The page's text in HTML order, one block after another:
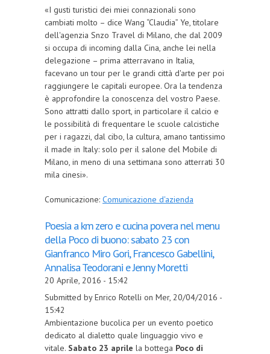
«I gusti turistici dei miei connazionali sono
cambiati molto – dice Wang “Claudia” Ye, titolare
dell'agenzia Snzo Travel di Milano, che dal 2009
si occupa di incoming dalla Cina, anche lei nella
delegazione – prima atterravano in Italia,
facevano un tour per le grandi città d'arte per poi
raggiungere le capitali europee. Ora la tendenza
è approfondire la conoscenza del vostro Paese.
Sono attratti dallo sport, in particolare il calcio e
le possibilità di frequentare le scuole calcistiche
per i ragazzi, dal cibo, la cultura, amano tantissimo
il made in Italy: solo per il salone del Mobile di
Milano, in meno di una settimana sono atterrati 30
mila cinesi».
Comunicazione: Comunicazione d'azienda
Poesia a km zero e cucina povera nel menu
della Poco di buono: sabato 23 con
Gianfranco Miro Gori, Francesco Gabellini,
Annalisa Teodorani e Jenny Moretti
20 Aprile, 2016 - 15:42
Submitted by Enrico Rotelli on Mer, 20/04/2016 -
15:42
Ambientazione bucolica per un evento poetico
dedicato al dialetto quale linguaggio vivo e
vitale. Sabato 23 aprile la bottega Poco di